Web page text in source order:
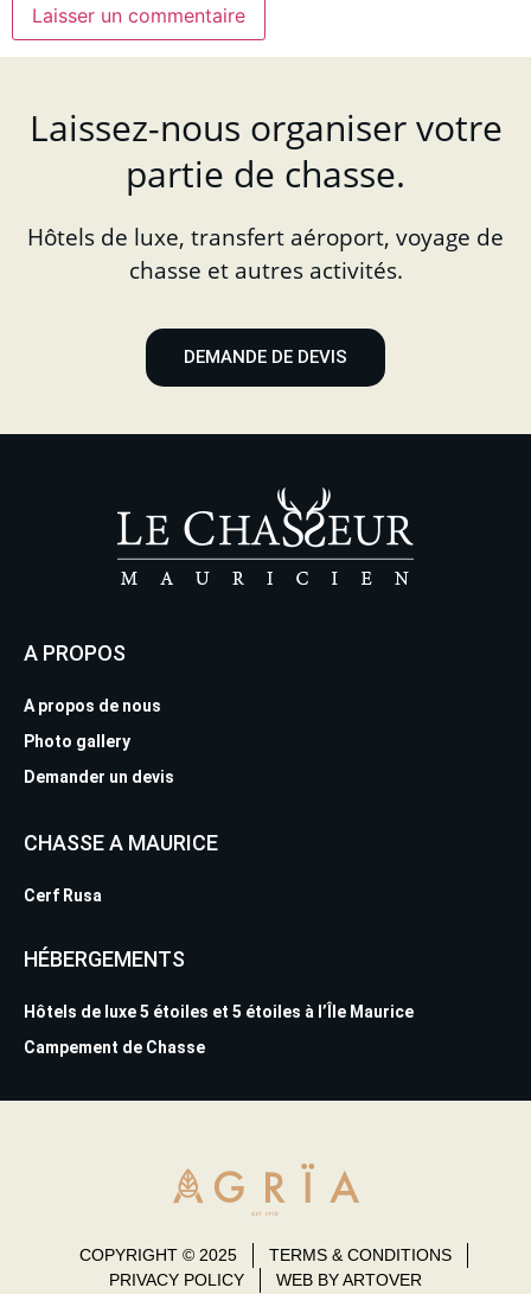
Laissez-nous organiser votre
partie de chasse.
Hôtels de luxe, transfert aéroport, voyage de
chasse et autres activités.
DEMANDE DE DEVIS
A PROPOS
A propos de nous
Photo gallery
Demander un devis
CHASSE A MAURICE
Cerf Rusa
HÉBERGEMENTS
Hôtels de luxe 5 étoiles et 5 étoiles à l’Île Maurice
Campement de Chasse
COPYRIGHT © 2025
TERMS & CONDITIONS
PRIVACY POLICY
WEB BY ARTOVER